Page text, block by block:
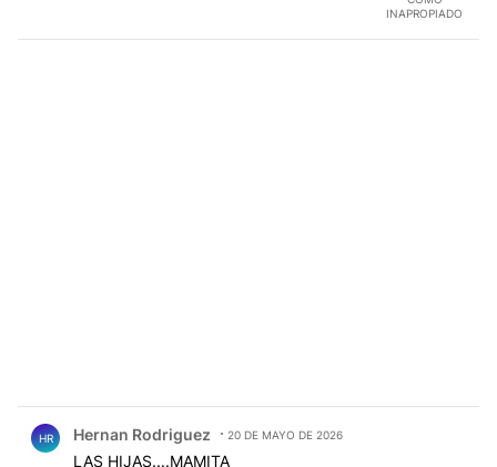
INAPROPIADO
HR Hernan Rodriguez 20 DE MAYO DE 2026
LAS HIJAS....MAMITA